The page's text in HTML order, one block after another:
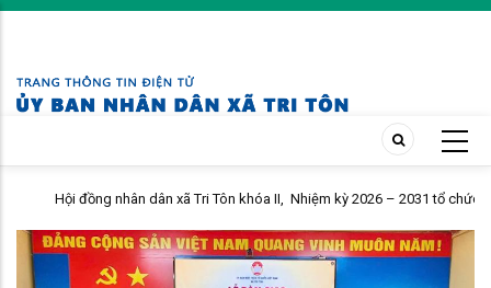
Skip
content
Hội đồng nhân dân xã Tri Tôn khóa II, Nhiệm kỳ 2026 – 2031 tổ chức kỳ
họp thứ 4 giữa năm 2026